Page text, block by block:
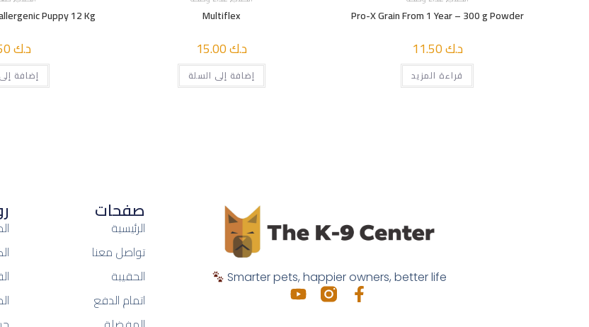
Pro-X Grain From 1 Year – 300 g Powder
د.ك
قراءة المزيد
Multiflex
د.ك
إضافة إلى السلة
Puppy 12 Kg
د.ك
إضافة
Smarter pets, happier owners, better life
صفحات
الرئيسية
تواصل معنا
الحقيبة
اتمام الدفع